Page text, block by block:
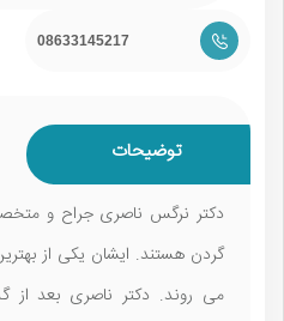
08633145217
توضیحات
دکتر نرگس ناصری جراح و
گردن هستند. ایشان یکی از
می روند. دکتر ناصری بعد از